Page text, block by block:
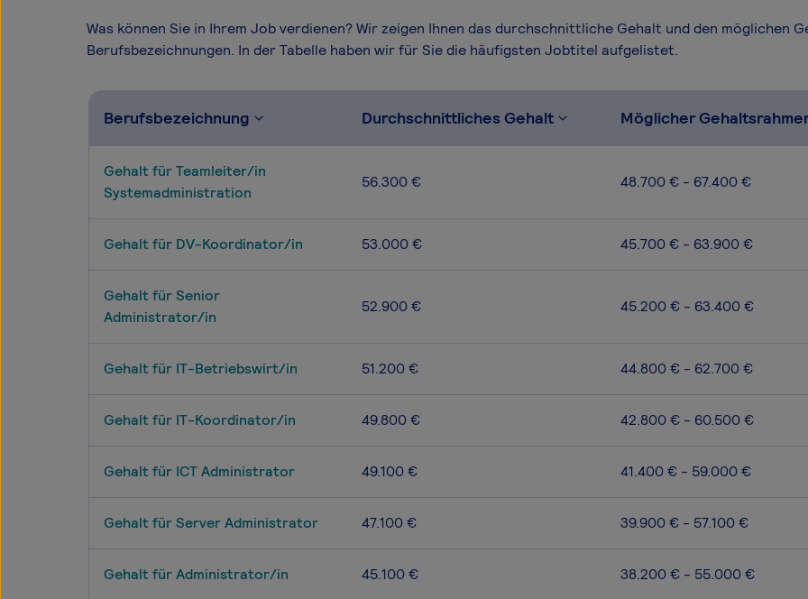
Was können Sie in Ihrem Job verdienen? Wir zeigen Ihnen das durchschnittliche Gehalt und den möglichen
Berufsbezeichnungen. In der Tabelle haben wir für Sie die häufigsten Jobtitel aufgelistet.
Berufsbezeichnung Durchschnittliches Gehalt Möglicher
Gehalt für Teamleiter/in
Systemadministration
56.300 € 48.700 € - 67.400 €
Gehalt für DV-Koordinator/in 53.000 € 45.700 € - 63.900 €
Gehalt für Senior
Administrator/in
52.900 € 45.200 € - 63.400 €
Gehalt für IT-Betriebswirt/in 51.200 € 44.800 € - 62.700 €
Gehalt für IT-Koordinator/in 49.800 € 42.800 € - 60.500 €
Gehalt für ICT Administrator 49.100 € 41.400 € - 59.000 €
Gehalt für Server Administrator 47.100 € 39.900 € - 57.100 €
Gehalt für Administrator/in 45.100 € 38.200 € - 55.000 €